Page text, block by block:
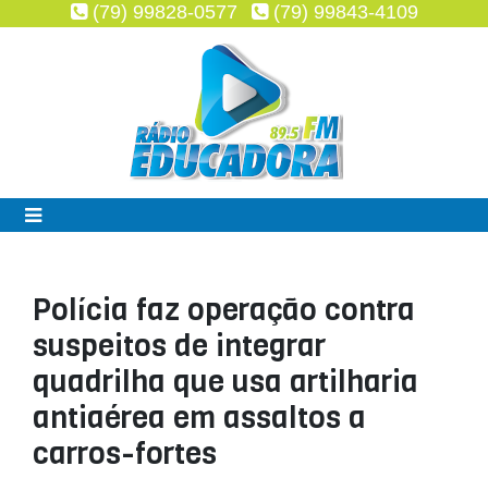
(79) 99828-0577 (79) 99843-4109
Polícia faz operação contra
suspeitos de integrar
quadrilha que usa artilharia
antiaérea em assaltos a
carros-fortes